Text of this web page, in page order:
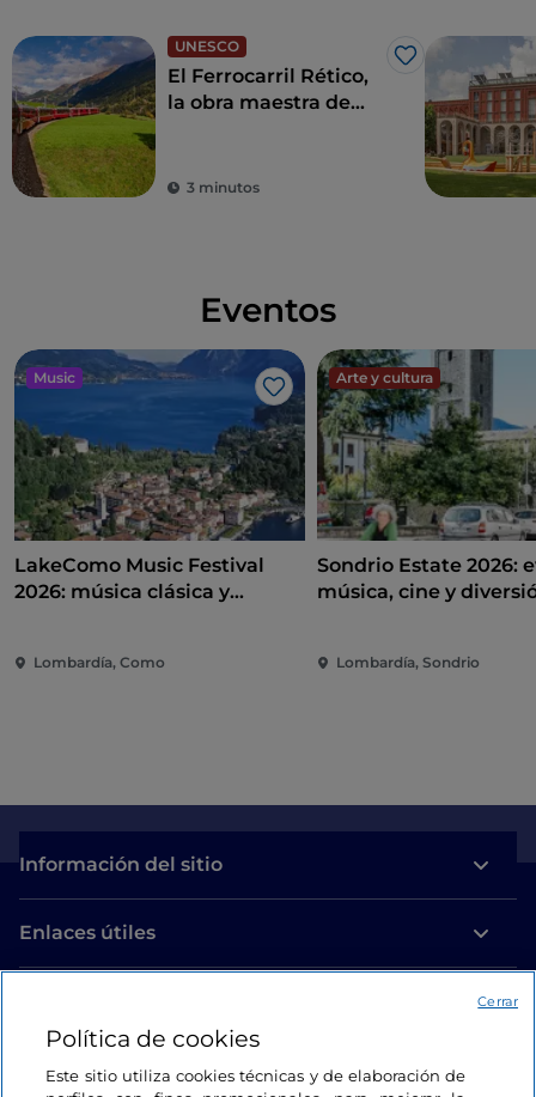
UNESCO
Me gusta
El Ferrocarril Rético,
la obra maestra de
los Alpes
3 minutos
Eventos
Music
Me gusta
LakeComo Music Festival
2026: música clásica y
Lombardía, Como
Arte y cultura
Sondrio Estate 2026:
música, cine y
Lombardía, Sondrio
Información del sitio
Enlaces útiles
Estamos en contacto
Política de cookies
Este sitio utiliza cookies técnicas y de elaboración de
Cerrar